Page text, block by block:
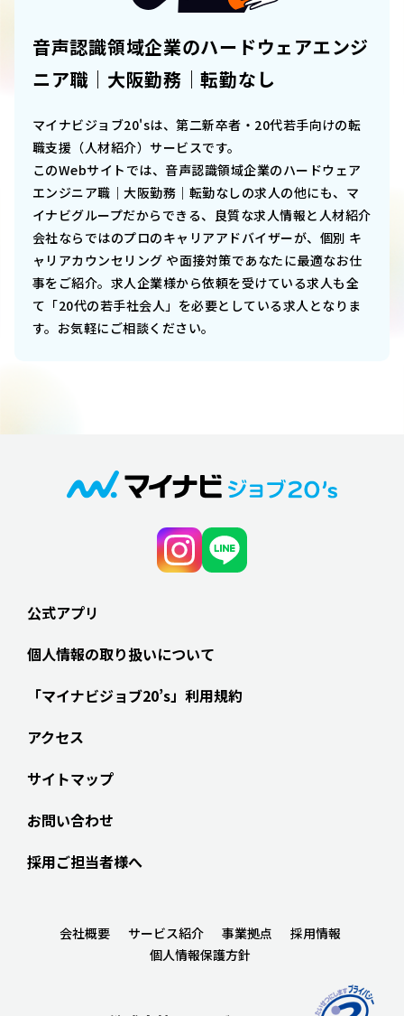
音声認識領域企業のハードウェアエンジ
ニア職｜大阪勤務｜転勤なし
マイナビジョブ20'sは、第二新卒者・20代若手向けの転
職支援（人材紹介）サービスです。
このWebサイトでは、 音声認識領域企業のハードウェア
エンジニア職｜大阪勤務｜転勤なしの求人の他にも、マ
イナビグループだからできる、良質な求人情報と人材紹介
会社ならではのプロのキャリアアドバイザーが、個別 キ
ャリアカウンセリング や面接対策であなたに最適なお仕
事をご紹介。求人企業様から依頼を受けている求人も全
て「20代の若手社会人」を必要としている求人となりま
す。お気軽にご相談ください。
公式アプリ
個人情報の取り扱いについて
「マイナビジョブ20’s」利用規約
アクセス
サイトマップ
お問い合わせ
採用ご担当者様へ
会社概要 サービス紹介 事業拠点
採用情報
個人情報保護方針